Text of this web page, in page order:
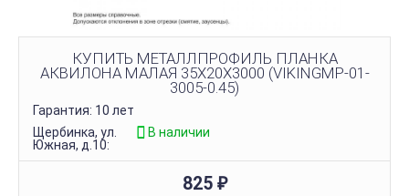
КУПИТЬ МЕТАЛЛПРОФИЛЬ ПЛАНКА
АКВИЛОНА МАЛАЯ 35Х20Х3000 (VIKINGMP-01-
3005-0.45)
Гарантия: 10 лет
Щербинка, ул.
Южная, д.10:
В наличии
825 ₽